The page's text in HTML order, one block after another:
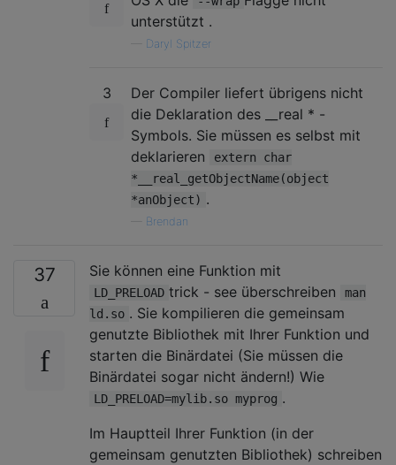
unterstützt .
Daryl Spitzer
3
Der Compiler liefert übrigens nicht
die Deklaration des __real * -
Symbols. Sie müssen es selbst mit
deklarieren
extern char
*__real_getObjectName(object
*anObject) .
Brendan
37 Sie können eine Funktion mit
LD_PRELOAD trick - see überschreiben
man
ld.so . Sie kompilieren die gemeinsam
genutzte Bibliothek mit Ihrer Funktion und
starten die Binärdatei (Sie müssen die
Binärdatei sogar nicht ändern!) Wie
LD_PRELOAD=mylib.so myprog .
Im Hauptteil Ihrer Funktion (in der
gemeinsam genutzten Bibliothek) schreiben